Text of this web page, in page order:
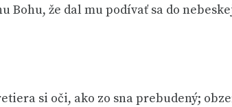
že dal mu podívať sa do
si oči, ako zo sna prebudený;